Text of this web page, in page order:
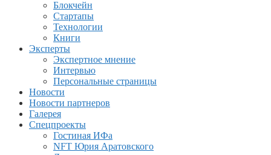
Блокчейн
Стартапы
Технологии
Книги
Эксперты
Экспертное мнение
Интервью
Персональные страницы
Новости
Новости партнеров
Галерея
Спецпроекты
Гостиная ИФа
NFT Юрия Аратовского